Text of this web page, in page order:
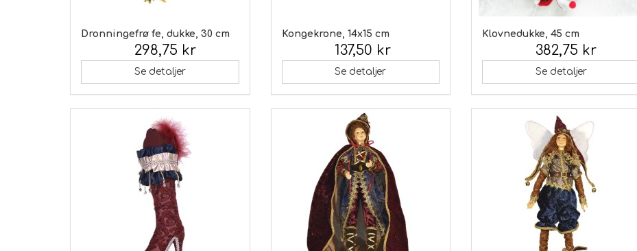
Dronningefrø fe, dukke, 30 cm
298,75 kr
Se detaljer
Kongekrone, 14x15 cm
137,50 kr
Se detaljer
Klovnedukke, 45 cm
382,75 kr
Se detaljer